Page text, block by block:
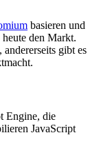
basieren und
den Markt.
gibt es
Engine, die
JavaScript